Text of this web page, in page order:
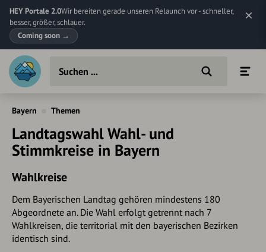
HEY Portale 2.0Wir bereiten gerade unseren Relaunch vor - schneller,
besser, größer, schlauer.
Coming soon →
Bayern Themen
Landtagswahl Wahl- und
Stimmkreise in Bayern
Wahlkreise
Dem Bayerischen Landtag gehören mindestens 180
Abgeordnete an. Die Wahl erfolgt getrennt nach 7
Wahlkreisen, die territorial mit den bayerischen Bezirken
identisch sind.